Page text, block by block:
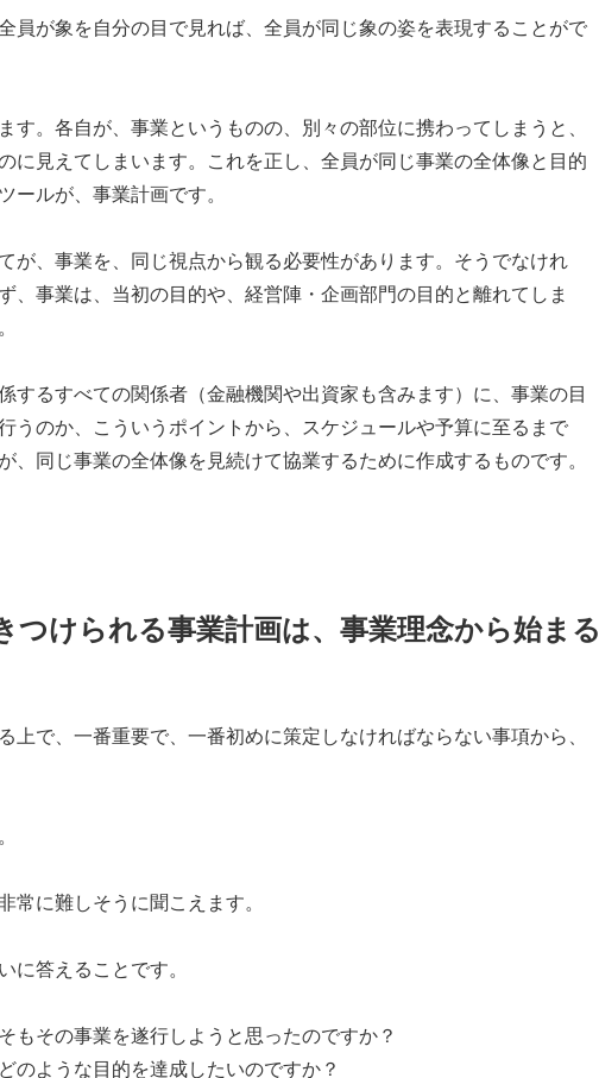
員が象を自分の目で見れば、全員が同じ象の姿を表現することがで
す。各自が、事業というものの、別々の部位に携わってしまうと、
に見えてしまいます。これを正し、全員が同じ事業の全体像と目的
ールが、事業計画です。
が、事業を、同じ視点から観る必要性があります。そうでなけれ
、事業は、当初の目的や、経営陣・企画部門の目的と離れてしま
するすべての関係者（金融機関や出資家も含みます）に、事業の目
うのか、こういうポイントから、スケジュールや予算に至るまで
、同じ事業の全体像を見続けて協業するために作成するものです。
つけられる事業計画は、事業理念から始まる
上で、一番重要で、一番初めに策定しなければならない事項から、
常に難しそうに聞こえます。
に答えることです。
もその事業を遂行しようと思ったのですか？
のような目的を達成したいのですか？